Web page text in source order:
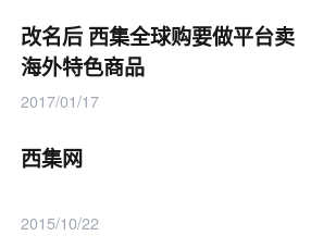
改名后 西集全球购要做平台卖
海外特色商品
2017/01/17
西集网
2015/10/22